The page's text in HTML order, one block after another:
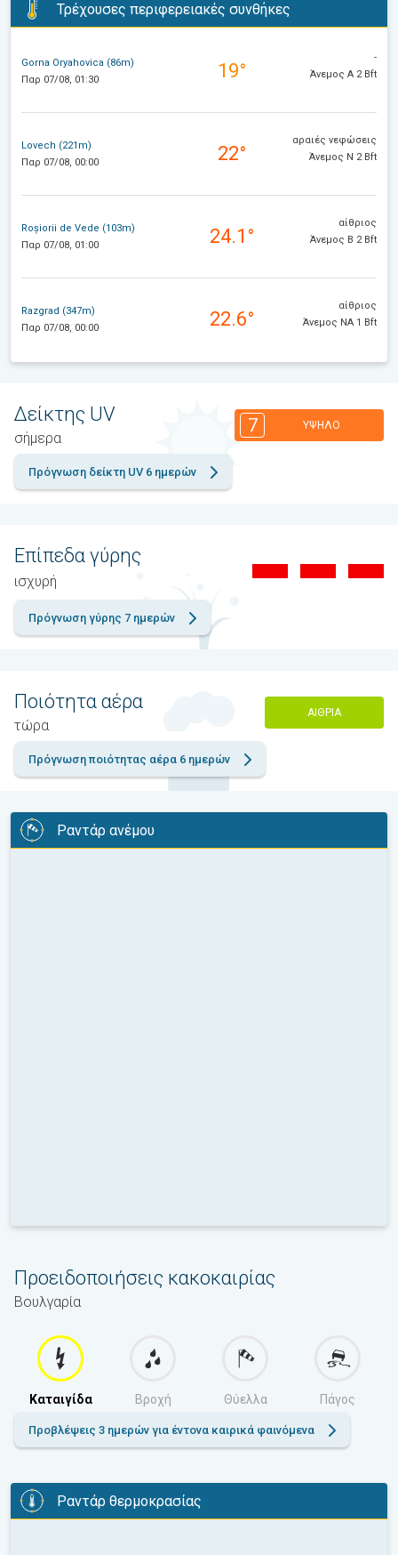
Τρέχουσες περιφερειακές συνθήκες
Gorna Oryahovica (86m)
Παρ 07/08, 01:30
19°
-
Άνεμος Α 2 Bft
Lovech (221m)
Παρ 07/08, 00:00
22°
αραιές νεφώσεις
Άνεμος Ν 2 Bft
Roșiorii de Vede (103m)
Παρ 07/08, 01:00
24.1°
αίθριος
Άνεμος Β 2 Bft
Razgrad (347m)
Παρ 07/08, 00:00
22.6°
αίθριος
Άνεμος ΝΑ 1 Bft
Δείκτης UV
σήμερα
7 ΥΨΗΛΌ
Πρόγνωση δείκτη UV 6 ημερών
Επίπεδα γύρης
ισχυρή
Πρόγνωση γύρης 7 ημερών
Ποιότητα αέρα
τώρα
ΑΊΘΡΙΑ
Πρόγνωση ποιότητας αέρα 6 ημερών
Ραντάρ ανέμου
Προειδοποιήσεις κακοκαιρίας
Βουλγαρία
Καταιγίδα Βροχή Θύελλα Πάγος
Προβλέψεις 3 ημερών για έντονα καιρικά φαινόμενα
Ραντάρ θερμοκρασίας